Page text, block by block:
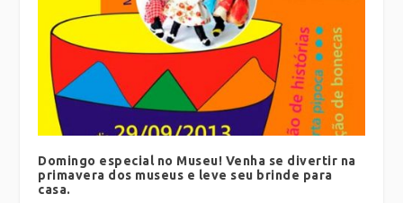
Domingo especial no Museu! Venha se divertir na
primavera dos museus e leve seu brinde para
casa.